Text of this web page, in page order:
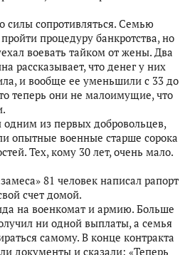
силы сопротивляться. Семью
процедуру банкротства, но
воевать тайком от жены. Два
рассказывает, что денег у них
и вообще ее уменьшили с 33 до
теперь они не малоимущие, что
одним из первых добровольцев,
опытные военные старше сорока
Тех, кому 30 лет, очень мало.
81 человек написал рапорт
счет домой.
на военкомат и армию. Больше
ни одной выплаты, а семья
самому. В конце контракта
документы и сказали: «Теперь